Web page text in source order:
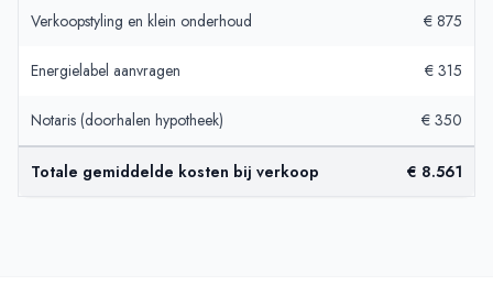
Verkoopstyling en klein onderhoud € 875
Energielabel aanvragen € 315
Notaris (doorhalen hypotheek) € 350
Totale gemiddelde kosten bij verkoop € 8.561